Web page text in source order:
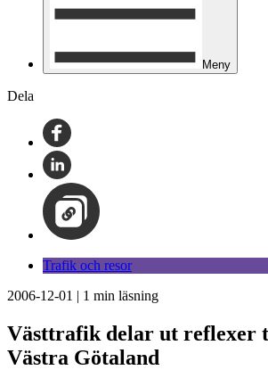
Meny
Dela
Trafik och resor
2006-12-01 | 1 min läsning
Västtrafik delar ut reflexer
Västra Götaland